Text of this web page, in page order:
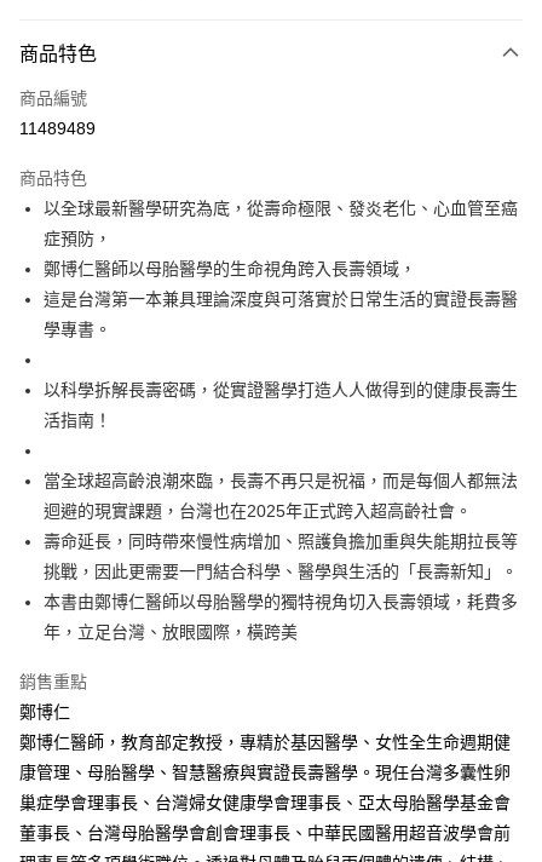
信用卡一次付款
運送方式
宅配
每筆NT$100，滿NT$499(含以上)免運費
商品特色
商品編號
11489489
商品特色
以全球最新醫學研究為底，從壽命極限、發炎老化、心血管至癌
症預防，
鄭博仁醫師以母胎醫學的生命視角跨入長壽領域，
這是台灣第一本兼具理論深度與可落實於日常生活的實證長壽醫
學專書。
以科學拆解長壽密碼，從實證醫學打造人人做得到的健康長壽生
活指南！
當全球超高齡浪潮來臨，長壽不再只是祝福，而是每個人都無法
迴避的現實課題，台灣也在2025年正式跨入超高齡社會。
壽命延長，同時帶來慢性病增加、照護負擔加重與失能期拉長等
挑戰，因此更需要一門結合科學、醫學與生活的「長壽新知」。
本書由鄭博仁醫師以母胎醫學的獨特視角切入長壽領域，耗費多
年，立足台灣、放眼國際，橫跨美
銷售重點
鄭博仁
鄭博仁醫師，教育部定教授，專精於基因醫學、女性全生命週期健
康管理、母胎醫學、智慧醫療與實證長壽醫學。現任台灣多囊性卵
巢症學會理事長、台灣婦女健康學會理事長、亞太母胎醫學基金會
董事長、台灣母胎醫學會創會理事長、中華民國醫用超音波學會前